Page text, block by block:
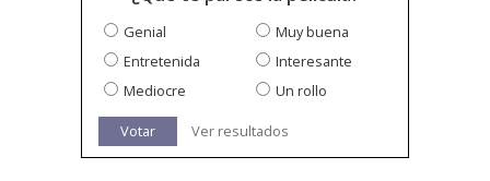
Genial
Muy buena
Entretenida
Interesante
Mediocre
Un rollo
Votar Ver resultados